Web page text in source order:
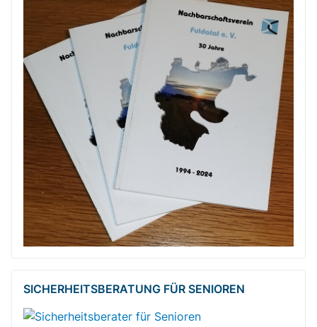
SICHERHEITSBE­RATUNG FÜR SENIOREN